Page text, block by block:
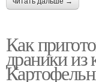
Как
драники из